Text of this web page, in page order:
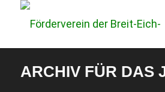
ARCHIV FÜR DAS